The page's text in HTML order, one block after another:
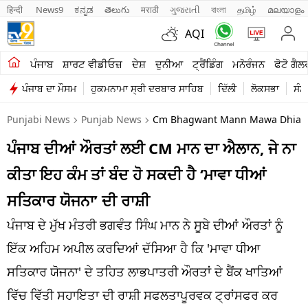
हिन्दी News9 ಕನ್ನಡ తెలుగు मराठी ગુજરાતી বাংলা தமிழ் മലയാളം
AQI
ਪੰਜਾਬ ਸ਼ਾਰਟ ਵੀਡੀਓਜ਼ ਦੇਸ਼ ਦੁਨੀਆ ਟ੍ਰੈਂਡਿੰਗ ਮਨੋਰੰਜਨ ਫੋਟੋ
ਪੰਜਾਬ ਦਾ ਮੌਸਮ ਹੁਕਮਨਾਮਾ ਸ੍ਰੀ ਦਰਬਾਰ ਸਾਹਿਬ ਦਿੱਲੀ ਲੋਕਸਭਾ
ਖੇਤੀਬਾੜੀ
ਸ਼ਾਰਟ ਵੀਡੀਓਜ਼
ਕਾਰੋਬਾਰ
ਕਰਿਅਰ
ਦੇਸ਼
ਲਾਈਫ ਸਟਾਈਲ
ਪੰਜਾਬ
Punjabi News Punjab News Cm Bhagwant Mann Mawa Dhia
ਪੰਜਾਬ ਦੀਆਂ ਔਰਤਾਂ ਲਈ CM ਮਾਨ ਦਾ ਐਲਾਨ, ਜੇ ਨਾ
ਕੀਤਾ ਇਹ ਕੰਮ ਤਾਂ ਬੰਦ ਹੋ ਸਕਦੀ ਹੈ ‘ਮਾਵਾ ਧੀਆਂ
ਸਤਿਕਾਰ ਯੋਜਨਾ’ ਦੀ ਰਾਸ਼ੀ
ਪੰਜਾਬ ਦੇ ਮੁੱਖ ਮੰਤਰੀ ਭਗਵੰਤ ਸਿੰਘ ਮਾਨ ਨੇ ਸੂਬੇ ਦੀਆਂ ਔਰਤਾਂ ਨੂੰ
ਇੱਕ ਅਹਿਮ ਅਪੀਲ ਕਰਦਿਆਂ ਦੱਸਿਆ ਹੈ ਕਿ 'ਮਾਵਾ ਧੀਆ
ਸਤਿਕਾਰ ਯੋਜਨਾ' ਦੇ ਤਹਿਤ ਲਾਭਪਾਤਰੀ ਔਰਤਾਂ ਦੇ ਬੈਂਕ ਖਾਤਿਆਂ
ਵਿੱਚ ਵਿੱਤੀ ਸਹਾਇਤਾ ਦੀ ਰਾਸ਼ੀ ਸਫਲਤਾਪੂਰਵਕ ਟ੍ਰਾਂਸਫਰ ਕਰ